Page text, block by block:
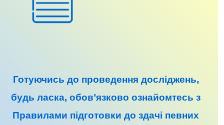
Готуючись до проведення досліджень,
будь ласка, обов’язково ознайомтесь з
Правилами підготовки до здачі певних